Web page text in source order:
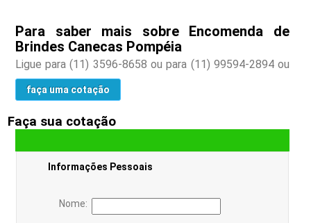
Para saber mais sobre Encomenda de
Brindes Canecas Pompéia
Ligue para(11) 3596-8658 ou para (11) 99594-2894ou
faça uma cotação
Faça sua cotação
Informações Pessoais
Nome: